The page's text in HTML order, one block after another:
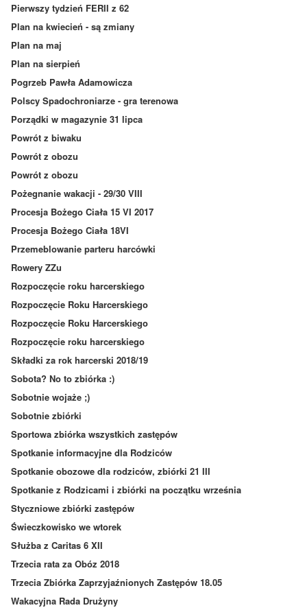
Pierwszy tydzień FERII z 62
Plan na kwiecień - są zmiany
Plan na maj
Plan na sierpień
Pogrzeb Pawła Adamowicza
Polscy Spadochroniarze - gra terenowa
Porządki w magazynie 31 lipca
Powrót z biwaku
Powrót z obozu
Powrót z obozu
Pożegnanie wakacji - 29/30 VIII
Procesja Bożego Ciała 15 VI 2017
Procesja Bożego Ciała 18VI
Przemeblowanie parteru harcówki
Rowery ZZu
Rozpoczęcie roku harcerskiego
Rozpoczęcie Roku Harcerskiego
Rozpoczęcie Roku Harcerskiego
Rozpoczęcie roku harcerskiego
Składki za rok harcerski 2018/19
Sobota? No to zbiórka :)
Sobotnie wojaże ;)
Sobotnie zbiórki
Sportowa zbiórka wszystkich zastępów
Spotkanie informacyjne dla Rodziców
Spotkanie obozowe dla rodziców, zbiórki 21 III
Spotkanie z Rodzicami i zbiórki na początku września
Styczniowe zbiórki zastępów
Świeczkowisko we wtorek
Służba z Caritas 6 XII
Trzecia rata za Obóz 2018
Trzecia Zbiórka Zaprzyjaźnionych Zastępów 18.05
Wakacyjna Rada Drużyny